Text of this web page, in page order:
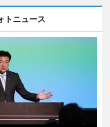
トニュース